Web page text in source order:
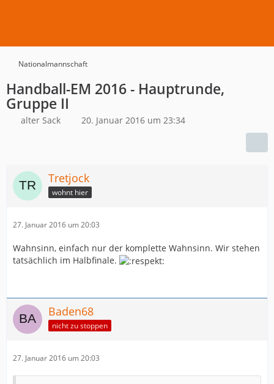
Nationalmannschaft
Handball-EM 2016 - Hauptrunde,
Gruppe II
alter Sack 20. Januar 2016 um 23:34
Tretjock
wohnt hier
27. Januar 2016 um 20:03
Wahnsinn, einfach nur der komplette Wahnsinn. Wir stehen
tatsächlich im Halbfinale.
Baden68
nicht zu stoppen
27. Januar 2016 um 20:03